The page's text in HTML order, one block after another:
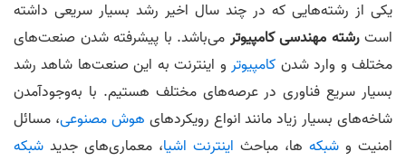
یکی از رشته‌هایی که در چند سال اخیر رشد بسیار سریعی داشته
استرشته مهندسی کامپیوتر می‌باشد. با پیشرفته شدن صنعت‌های
مختلف و وارد شدن کامپیوترو اینترنت به این صنعت‌ها شاهد رشد
بسیار سریع فناوری در عرصه‌های مختلف هستیم. با به‌وجودآمدن
شاخه‌های بسیار زیاد مانند انواع رویکرد‌های هوش مصنوعی، مسائل
امنیت و شبکه ها، مباحث اینترنت اشیا، معماری‌های جدید شبکه